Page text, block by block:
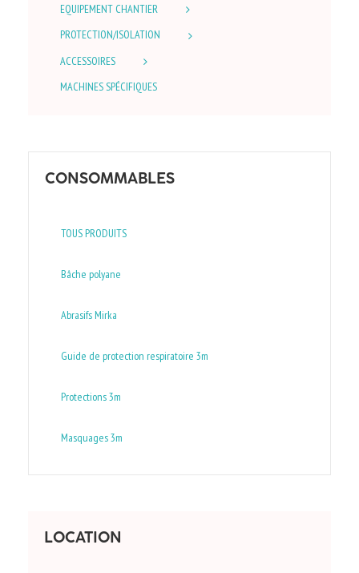
EQUIPEMENT CHANTIER
PROTECTION/ISOLATION
ACCESSOIRES
MACHINES SPÉCIFIQUES
CONSOMMABLES
TOUS PRODUITS
Bâche polyane
Abrasifs Mirka
Guide de protection respiratoire 3m
Protections 3m
Masquages 3m
LOCATION